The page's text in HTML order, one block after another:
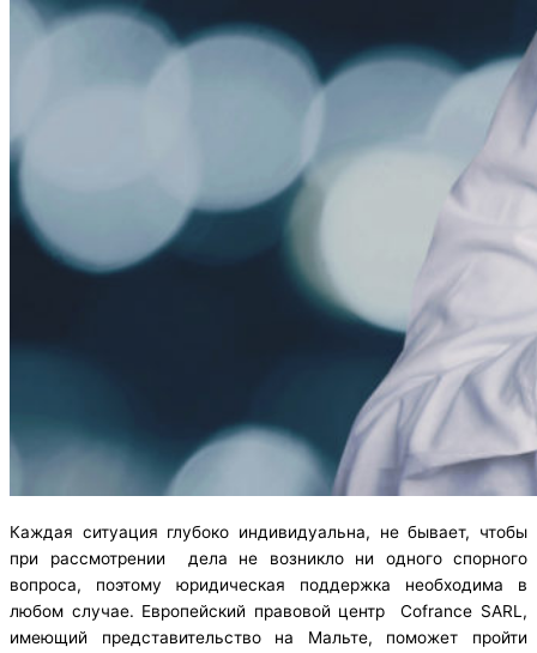
Каждая ситуация глубоко индивидуальна, не бывает, чтобы
при рассмотрении дела не возникло ни одного спорного
вопроса, поэтому юридическая поддержка необходима в
любом случае. Европейский правовой центр Cofrance SARL,
имеющий представительство на Мальте, поможет пройти